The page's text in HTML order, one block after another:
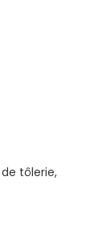
tôlerie,